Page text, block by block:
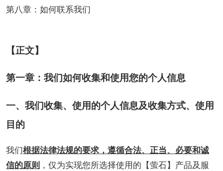
第八章：如何联系我们
【正文】
第一章：我们如何收集和使用您的个人信息
一、我们收集、使用的个人信息及收集方式、使用
目的
我们根据法律法规的要求，遵循合法、正当、必要和诚
信的原则 ，仅为实现您所选择使用的【萤石】产品及服